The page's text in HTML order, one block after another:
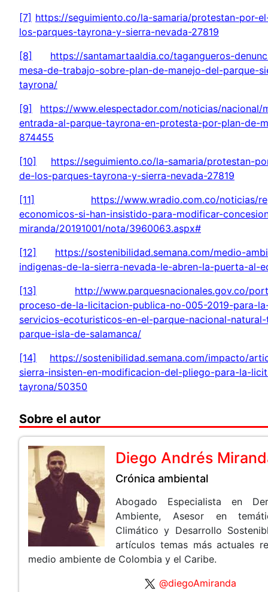
[7] https://seguimiento.co/la-samaria/protestan-por-
los-parques-tayrona-y-sierra-nevada-27819
[8]
https://santamartaaldia.co/tagangueros-
mesa-de-trabajo-sobre-plan-de-manejo-del-parque-
tayrona/
[9]
https://www.elespectador.com/noticias/nacional/
entrada-al-parque-tayrona-en-protesta-por-plan-de-
874455
[10]
https://seguimiento.co/la-samaria/protestan-
de-los-parques-tayrona-y-sierra-nevada-27819
[11]
https://www.wradio.com.co/noticias/
economicos-si-han-insistido-para-modificar-
miranda/20191001/nota/3960063.aspx#
[12]
https://sostenibilidad.semana.com/medio-
indigenas-de-la-sierra-nevada-le-abren-la-puerta-al-
[13]
http://www.parquesnacionales.gov.co/
proceso-de-la-licitacion-publica-no-005-2019-para-
servicios-ecoturisticos-en-el-parque-nacional-
parque-isla-de-salamanca/
[14]
https://sostenibilidad.semana.com/impacto/
sierra-insisten-en-modificacion-del-pliego-para-la-
tayrona/50350
Sobre el autor
Diego Andrés
Crónica ambiental
Abogado Especialista en
Ambiente, Asesor en
Climático y Desarrollo
artículos temas más actuales
medio ambiente de Colombia y el Caribe.
@diegoAmiranda